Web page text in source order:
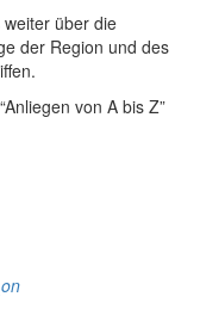
weiter über die
der Region und des
von A bis Z”